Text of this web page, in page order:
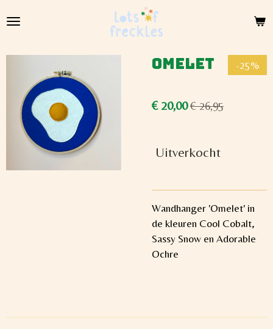
direct
de
hoofdinhoud
Omelet -25%
€ 20,00€ 26,95
Uitverkocht
Wandhanger 'Omelet' in
de kleuren Cool Cobalt,
Sassy Snow en Adorable
Ochre